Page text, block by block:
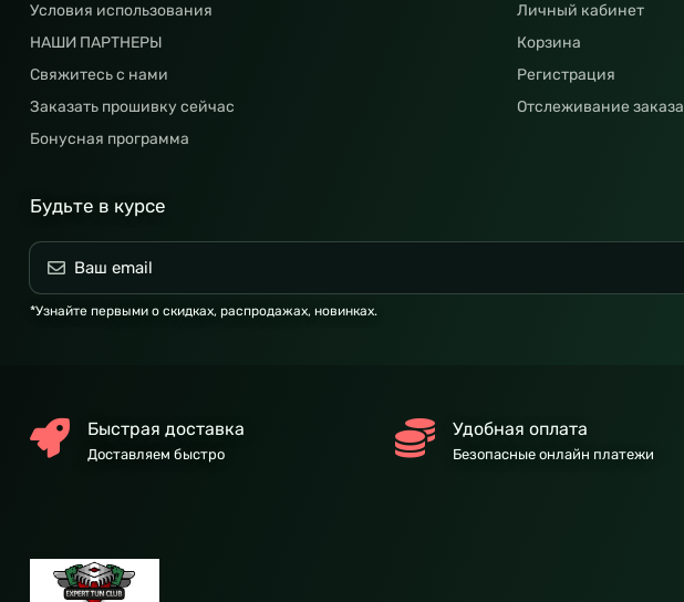
Условия использования
НАШИ ПАРТНЕРЫ
Свяжитесь с нами
Заказать прошивку сейчас
Бонусная программа
Личный кабинет
Корзина
Регистрация
Отслеживание заказа
Будьте в курсе
*Узнайте первыми о скидках, распродажах, новинках.
Быстрая доставка
Доставляем быстро
Удобная оплата
Безопасные онлайн платежи